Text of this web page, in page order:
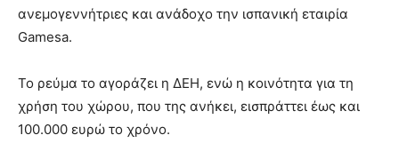
ανεμογεννήτριες και ανάδοχο την ισπανική εταιρία
Gamesa.
Το ρεύμα το αγοράζει η ΔΕΗ, ενώ η κοινότητα για τη
χρήση του χώρου, που της ανήκει, εισπράττει έως και
100.000 ευρώ το χρόνο.